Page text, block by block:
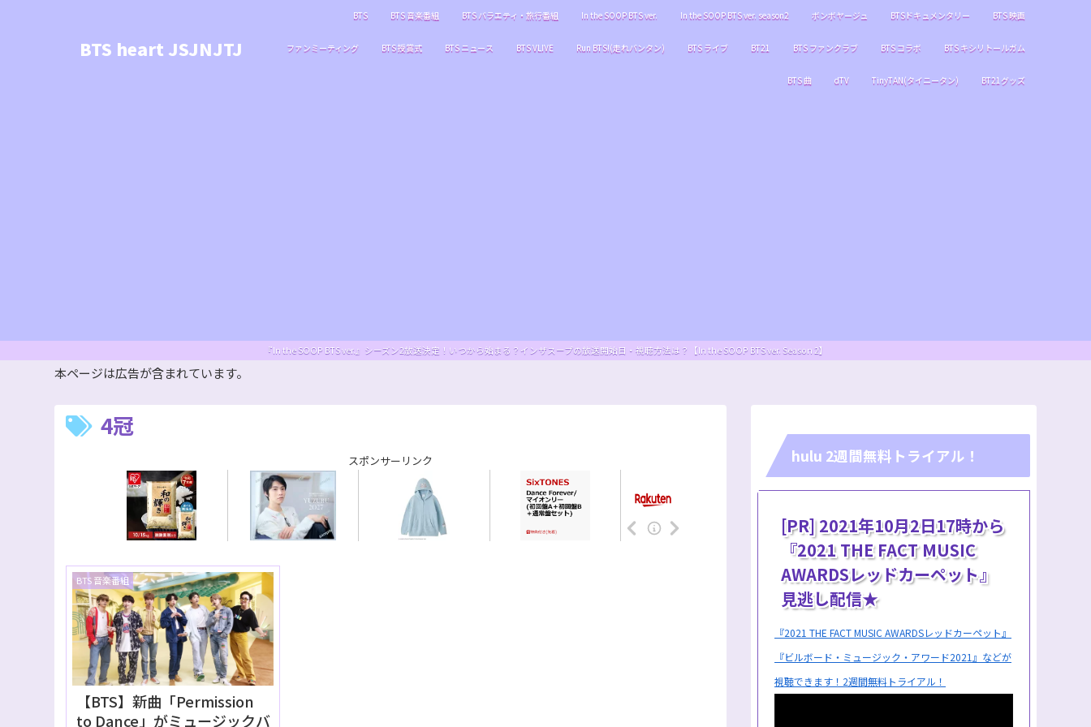
BTS heart JSJNJTJ
BTS BTS 音楽番組 BTS バラエティ・旅行番組 In the SOOP BTS ver. In the SOOP BTS ver. season2 ボンボヤージュ BTSドキュメンタリー BTS 映画
ファンミーティング BTS 授賞式 BTS ニュース BTS VLIVE Run BTS!(走れバンタン) BTS ライブ BT21 BTS ファンクラブ BTS コラボ BTS キシリトールガム
BTS 曲 dTV TinyTAN(タイニータン) BT21グッズ
『In the SOOP BTS ver.』シーズン2放送決定！いつから始まる？インザスープの放送開始日・視聴方法は？【In the SOOP BTS ver. Season 2】
本ページは広告が含まれています。
4冠
スポンサーリンク
BTS 音楽番組
【BTS】新曲「Permission
to Dance」がミュージックバ
hulu 2週間無料トライアル！
[PR] 2021年10月2日17時から
『2021 THE FACT MUSIC
AWARDSレッドカーペット』
見逃し配信★
『2021 THE FACT MUSIC AWARDSレッドカーペット』
『ビルボード・ミュージック・アワード2021』などが
視聴できます！2週間無料トライアル！